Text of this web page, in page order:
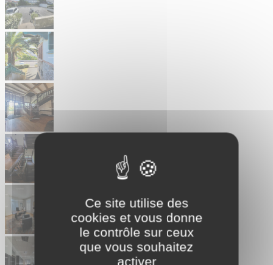
Ce site utilise des
cookies et vous donne
le contrôle sur ceux
que vous souhaitez
activer